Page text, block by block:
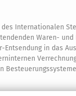
Internationalen
Waren-
in das